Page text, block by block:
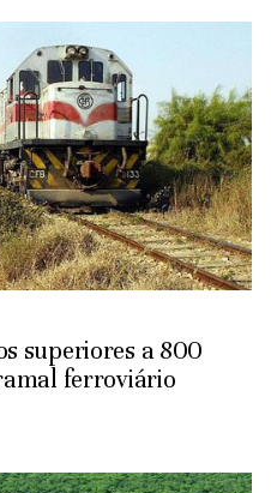
superiores a 800
ferroviário